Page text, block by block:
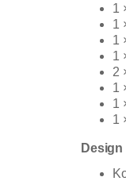
1
1
1
1
2
1
1
1